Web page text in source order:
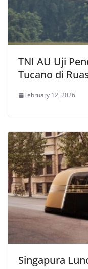
TNI AU Uji
Tucano di
February 12, 2026
Singapura